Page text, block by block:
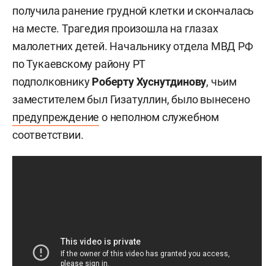
получила ранение грудной клетки и скончалась
на месте. Трагедия произошла на глазах
малолетних детей. Начальнику отдела МВД РФ
по Тукаевскому району РТ
подполковникуРоберту Хуснутдинову, чьим
заместителем был Гизатуллин, было вынесено
предупреждение о неполном служебном
соответствии.